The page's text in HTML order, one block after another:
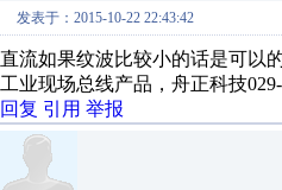
发表于：2015-10-22 22:43:42
直流如果纹波比较小的话是可以
工业现场总线产品，舟正科技029-
回复 引用 举报